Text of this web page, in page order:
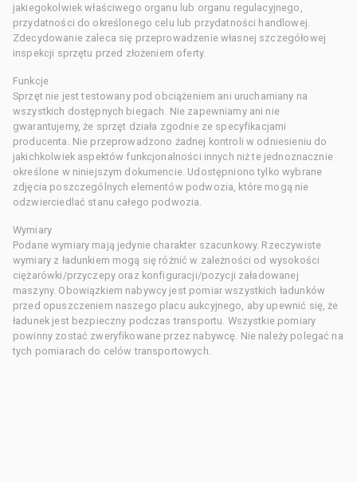
jakiegokolwiek właściwego organu lub organu regulacyjnego,
przydatności do określonego celu lub przydatności handlowej.
Zdecydowanie zaleca się przeprowadzenie własnej szczegółowej
inspekcji sprzętu przed złożeniem oferty.
Funkcje
Sprzęt nie jest testowany pod obciążeniem ani uruchamiany na
wszystkich dostępnych biegach. Nie zapewniamy ani nie
gwarantujemy, że sprzęt działa zgodnie ze specyfikacjami
producenta. Nie przeprowadzono żadnej kontroli w odniesieniu do
jakichkolwiek aspektów funkcjonalności innych niż te jednoznacznie
określone w niniejszym dokumencie. Udostępniono tylko wybrane
zdjęcia poszczególnych elementów podwozia, które mogą nie
odzwierciedlać stanu całego podwozia.
Wymiary
Podane wymiary mają jedynie charakter szacunkowy. Rzeczywiste
wymiary z ładunkiem mogą się różnić w zależności od wysokości
ciężarówki/przyczepy oraz konfiguracji/pozycji załadowanej
maszyny. Obowiązkiem nabywcy jest pomiar wszystkich ładunków
przed opuszczeniem naszego placu aukcyjnego, aby upewnić się, że
ładunek jest bezpieczny podczas transportu. Wszystkie pomiary
powinny zostać zweryfikowane przez nabywcę. Nie należy polegać na
tych pomiarach do celów transportowych.